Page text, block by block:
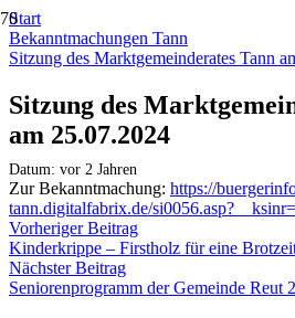
Start
Bekanntmachungen Tann
Sitzung des Marktgemeinderates Tann
Sitzung des
am 25.07.2024
Datum: vor 2 Jahren
Zur Bekanntmachung: https://
tann.digitalfabrix.de/
Vorheriger Beitrag
Kinderkrippe – Firstholz für eine
Nächster Beitrag
Seniorenprogramm der Gemeinde Reut